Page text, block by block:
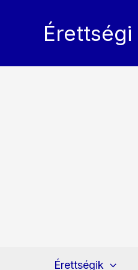
Érettségi
Érettségik